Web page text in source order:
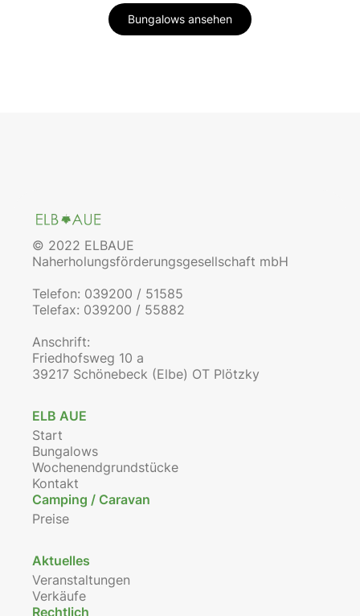
Bungalows ansehen
© 2022 ELBAUE
Naherholungsförderungsgesellschaft mbH
Telefon: 039200 / 51585
Telefax: 039200 / 55882
Anschrift:
Friedhofsweg 10 a
39217 Schönebeck (Elbe) OT Plötzky
ELB AUE
Start
Bungalows
Wochenendgrundstücke
Kontakt
Camping / Caravan
Preise
Aktuelles
Veranstaltungen
Verkäufe
Rechtlich